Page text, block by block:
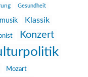
Gesundheit
Klassik
Konzert
Mozart